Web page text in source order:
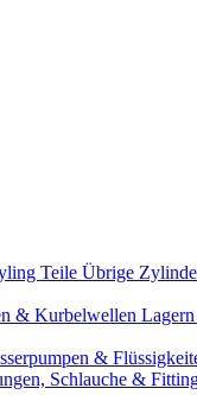
Teile Übrige
& Kurbelwellen
&
Schlauche &